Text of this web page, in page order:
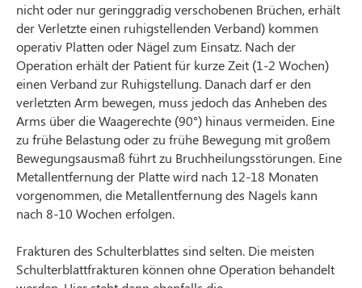
nicht oder nur geringgradig verschobenen Brüchen, erhält
der Verletzte einen ruhigstellenden Verband) kommen
operativ Platten oder Nägel zum Einsatz. Nach der
Operation erhält der Patient für kurze Zeit (1-2 Wochen)
einen Verband zur Ruhigstellung. Danach darf er den
verletzten Arm bewegen, muss jedoch das Anheben des
Arms über die Waagerechte (90°) hinaus vermeiden. Eine
zu frühe Belastung oder zu frühe Bewegung mit großem
Bewegungsausmaß führt zu Bruchheilungsstörungen. Eine
Metallentfernung der Platte wird nach 12-18 Monaten
vorgenommen, die Metallentfernung des Nagels kann
nach 8-10 Wochen erfolgen.
Frakturen des Schulterblattes sind selten. Die meisten
Schulterblattfrakturen können ohne Operation behandelt